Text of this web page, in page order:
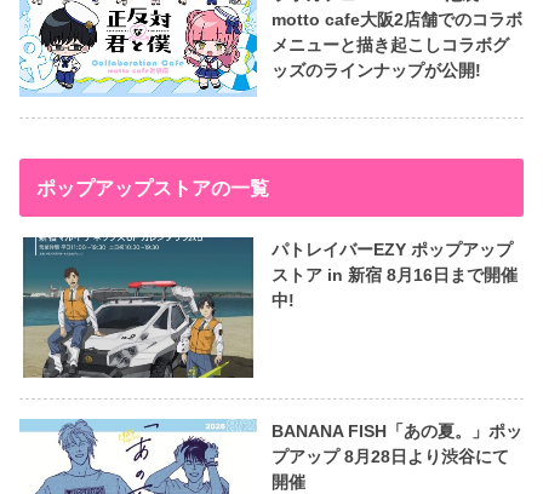
motto cafe大阪2店舗でのコラボ
メニューと描き起こしコラボグ
ッズのラインナップが公開!
ポップアップストアの一覧
パトレイバーEZY ポップアップ
ストア in 新宿 8月16日まで開催
中!
BANANA FISH「あの夏。」ポッ
プアップ 8月28日より渋谷にて
開催